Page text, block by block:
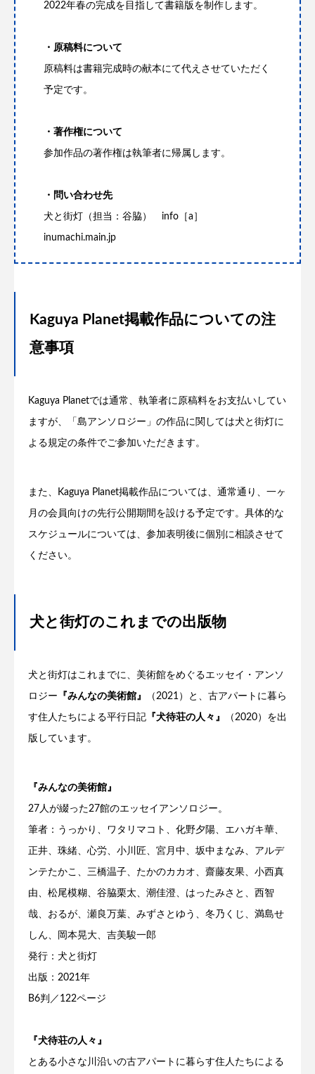
2022年春の完成を目指して書籍版を制作します。
・原稿料について
原稿料は書籍完成時の献本にて代えさせていただく
予定です。
・著作権について
参加作品の著作権は執筆者に帰属します。
・問い合わせ先
犬と街灯（担当：谷脇） info［a］
inumachi.main.jp
Kaguya Planet掲載作品についての注
意事項
Kaguya Planetでは通常、執筆者に原稿料をお支払いしてい
ますが、「島アンソロジー」の作品に関しては犬と街灯に
よる規定の条件でご参加いただきます。
また、Kaguya Planet掲載作品については、通常通り、一ヶ
月の会員向けの先行公開期間を設ける予定です。具体的な
スケジュールについては、参加表明後に個別に相談させて
ください。
犬と街灯のこれまでの出版物
犬と街灯はこれまでに、美術館をめぐるエッセイ・アンソ
ロジー 『みんなの美術館』 （2021）と、古アパートに暮ら
す住人たちによる平行日記 『犬待荘の人々』 （2020）を出
版しています。
『みんなの美術館』
27人が綴った27館のエッセイアンソロジー。
筆者：うっかり、ワタリマコト、化野夕陽、エハガキ華、
正井、珠緒、心労、小川匠、宮月中、坂中まなみ、アルデ
ンテたかこ、三橋温子、たかのカカオ、齋藤友果、小西真
由、松尾模糊、谷脇栗太、潮佳澄、はったみさと、西智
哉、おるが、瀬良万葉、みずさとゆう、冬乃くじ、満島せ
しん、岡本晃大、吉美駿一郎
発行：犬と街灯
出版：2021年
B6判／122ページ
『犬待荘の人々』
とある小さな川沿いの古アパートに暮らす住人たちによる